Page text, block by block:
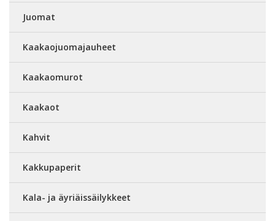
Juomat
Kaakaojuomajauheet
Kaakaomurot
Kaakaot
Kahvit
Kakkupaperit
Kala- ja äyriäissäilykkeet